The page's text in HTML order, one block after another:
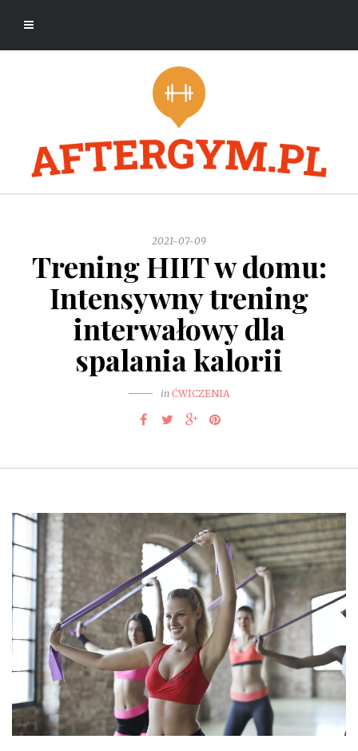
2021-07-09
Trening HIIT w domu:
Intensywny trening
interwałowy dla
spalania kalorii
in ĆWICZENIA